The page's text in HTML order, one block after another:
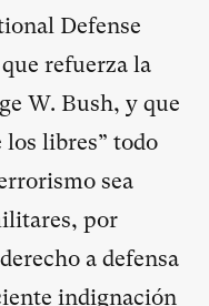
Defense
refuerza la
W. Bush, y que
los libres” todo
sea
por
a defensa
indignación